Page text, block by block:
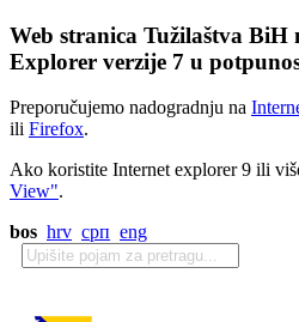
Web stranica Tužilaštva BiH
Explorer verzije 7 u
Preporučujemo nadogradnju na
ili Firefox.
Ako koristite Internet explorer 9 ili
View".
bos hrv срп eng